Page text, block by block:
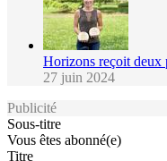
Horizons reçoit deux
27 juin 2024
Publicité
Sous-titre
Vous êtes abonné(e)
Titre